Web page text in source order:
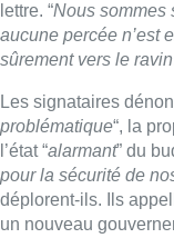
lettre. “Nous sommes
aucune percée n’est
sûrement vers le ravin
Les signataires
problématique“, la
l’état “alarmant” du
pour la sécurité de
déplorent-ils. Ils
un nouveau